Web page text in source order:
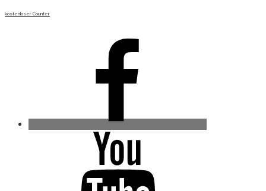
kostenloser Counter